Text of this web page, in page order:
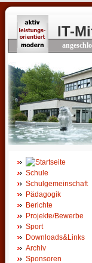
IT-
Schule
Schulgemeinschaft
Pädagogik
Berichte
Projekte/Bewerbe
Sport
Downloads&Links
Archiv
Sponsoren